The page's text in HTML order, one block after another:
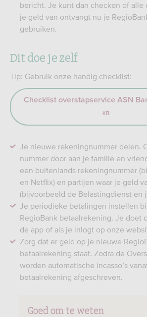
bericht. Je kunt dan checken of alle
je geld van ontvangt nu je
gebruiken.
Dit doe je zelf
Tip: Gebruik onze handig checklist:
Checklist overstapservice ASN
KB
Je nieuwe rekeningnummer delen.
nummer door aan je familie en
een buitenlands rekeningnummer
en Netflix) en partijen waar je geld
(bijvoorbeeld de Belastingdienst en
Je periodieke betalingen instellen
RegioBank betaalrekening. Je doet
de app of als je inlogt op onze
Zorg dat er geld op je nieuwe
betaalrekening staat. Zodra de
worden automatische incasso’s
betaalrekening afgeschreven.
Goed om te weten